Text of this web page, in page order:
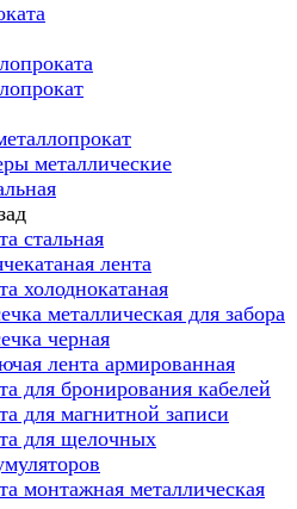
металлические
стальная
лента
холоднокатаная
металлическая для забора
черная
лента армированная
для бронирования кабелей
для магнитной записи
для щелочных
монтажная металлическая